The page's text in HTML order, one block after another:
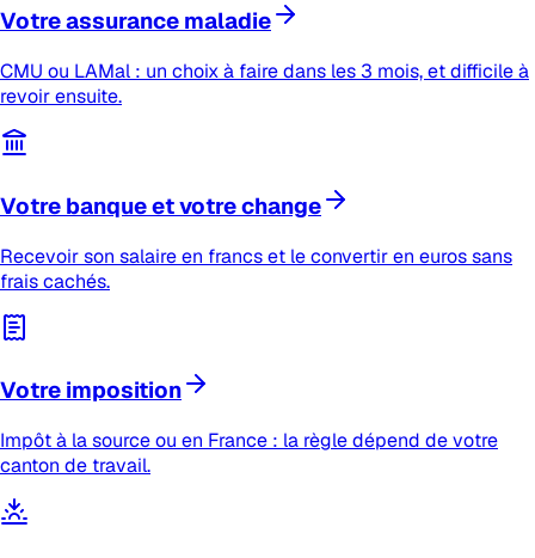
Votre assurance maladie
CMU ou LAMal : un choix à faire dans les 3 mois, et difficile à
revoir ensuite.
Votre banque et votre change
Recevoir son salaire en francs et le convertir en euros sans
frais cachés.
Votre imposition
Impôt à la source ou en France : la règle dépend de votre
canton de travail.